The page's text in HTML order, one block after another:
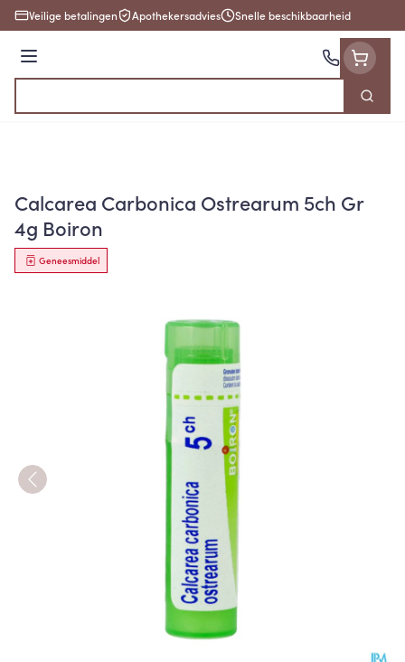
Ga naar de inhoud
Veilige betalingen Apothekersadvies Snelle beschikbaarheid
Menu
Zoek
Calcarea Carbonica Ostrearum 5ch Gr
4g Boiron
Geneesmiddel